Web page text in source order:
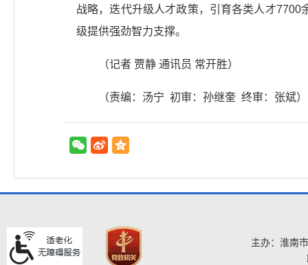
战略，迭代升级人才政策，引育各类人才7700
级提供强劲智力支撑。
（记者 贾静 通讯员 常开胜）
（责编：汤宁 初审：孙继奎 终审：张斌）
主办：淮南